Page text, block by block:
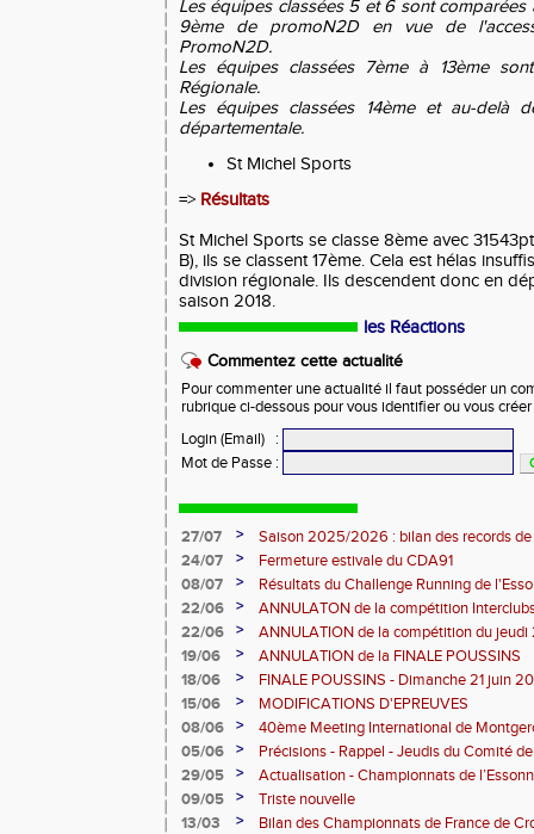
Les équipes classées 5 et 6 sont
9ème de promoN2D en vue de
PromoN2D.
Les équipes classées 7ème à 13ème
Régionale.
Les équipes classées 14ème et au-delà
départementale.
St Michel Sports
=> Résultats
St Michel Sports se classe 8ème avec
B), ils se classent 17ème. Cela est hélas
division régionale. Ils descendent donc en
saison 2018.
les Réactions
Commentez cette actualité
Pour commenter une actualité il faut posséder un
rubrique ci-dessous pour vous identifier ou vous
Login (Email)
:
Mot de Passe :
27/07 >
Saison 2025/2026 : bilan des records de
24/07
>
Fermeture estivale du CDA91
08/07
>
Résultats du Challenge Running de
12 07 2026)
22/06 >
ANNULATON de la compétition
juin
22/06 >
ANNULATION de la compétition du jeudi
19/06
>
ANNULATION de la FINALE POUSSINS
18/06
>
FINALE POUSSINS - Dimanche 21 juin
15/06
>
MODIFICATIONS D'EPREUVES
08/06
>
40ème Meeting International de
05/06
>
Précisions - Rappel - Jeudis du Comité
29/05
>
Actualisation - Championnats de
Montgeron
09/05 >
Triste nouvelle
13/03
>
Bilan des Championnats de France de